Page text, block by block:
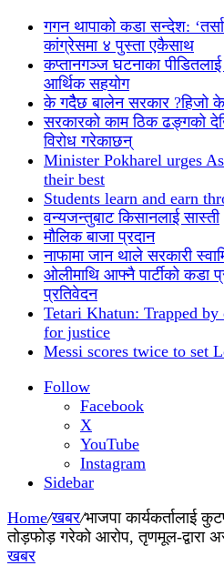
गगन थापाको कडा सन्देश:
कांग्रेसमा ४ पुस्ता एकैसाथ
कप्तानगञ्ज घटनाका पीडितलाई
आर्थिक सहयोग
के गदैैछ बालेन सरकार ?हिजो
सरकारको काम ठिक ढङ्गको
विरोध गरेकाछन्
Minister Pokharel urges
their best
Students learn and earn
वन्यजन्तुबाट किसानलाई सास्ती
मौलिक बाजा प्रदान
नाफामा जान थाले सरकारी
ओलीमाथि आफ्नै पार्टीको कडा
प्रतिवेदन
Tetari Khatun: Trapped
for justice
Messi scores twice to set
Follow
Facebook
X
YouTube
Instagram
Sidebar
Home/खबर/भाजपा कार्यकर्तालाई
तोड़फोड़ गरेको आरोप, तृणमूल-द्वारा
खबर